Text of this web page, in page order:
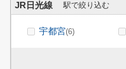
JR日光線 駅で絞り込む
宇都宮(6)